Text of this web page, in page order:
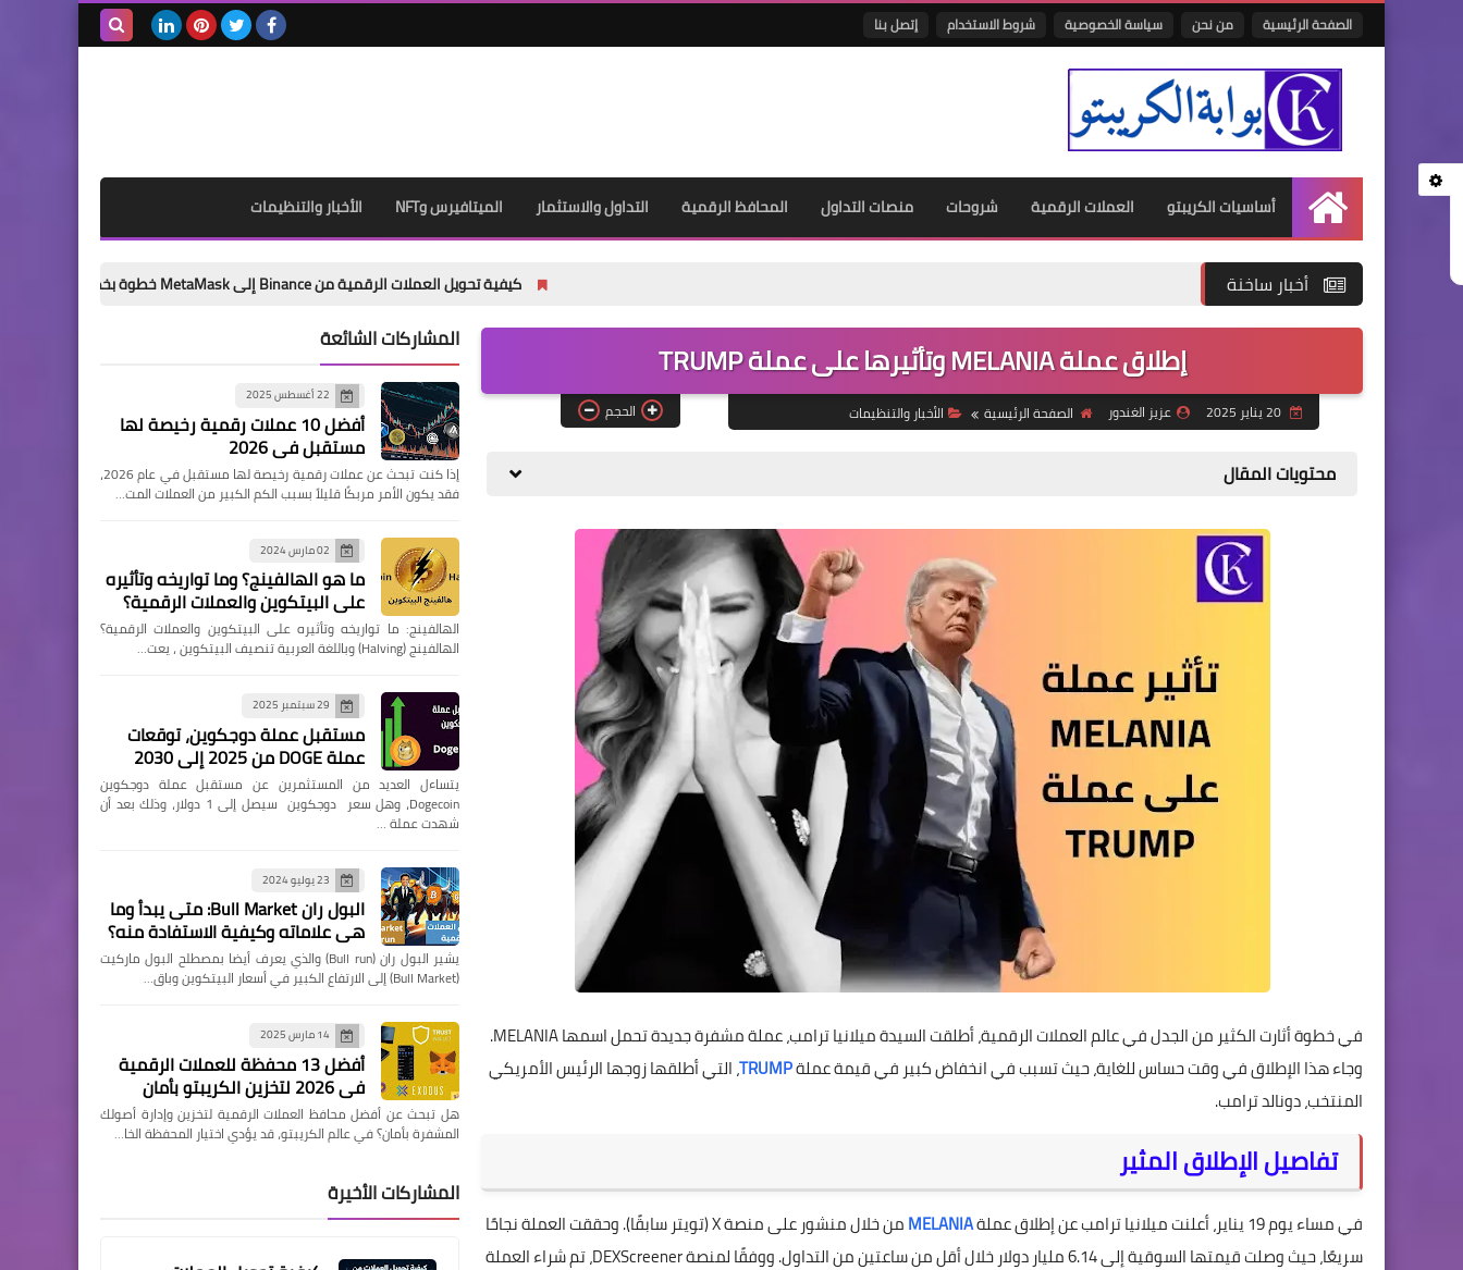
الصفحة الرئيسية من نحن سياسة الخصوصية شروط الاستخدام إتصل بنا
الرئيسية
أساسيات الكريبتو العملات الرقمية شروحات منصات التداول المحافظ الرقمية التداول والاستثمار الميتافيرس وNFT الأخبار والتنظيمات
أخبار ساخنة كيفية تحويل العملات الرقمية من Binance إلى MetaMask خطوة بخطوة للمبتدئين (دليل 2026)
إطلاق عملة MELANIA وتأثيرها على عملة TRUMP
20 يناير 2025 عزيز الغندور الصفحة الرئيسية الأخبار والتنظيمات الحجم
محتويات المقال
في خطوة أثارت الكثير من الجدل في عالم العملات الرقمية، أطلقت السيدة ميلانيا ترامب، عملة مشفرة جديدة تحمل اسمها MELANIA.
وجاء هذا الإطلاق في وقت حساس للغاية، حيث تسبب في انخفاض كبير في قيمة عملةTRUMP، التي أطلقها زوجها الرئيس الأمريكي
المنتخب، دونالد ترامب.
تفاصيل الإطلاق المثير
في مساء يوم 19 يناير، أعلنت ميلانيا ترامب عن إطلاق عملة MELANIA
من خلال منشور على منصة X (تويتر سابقًا). وحققت العملة نجاحًا
سريعًا، حيث وصلت قيمتها السوقية إلى 6.14 مليار دولار خلال أقل من ساعتين من التداول. ووفقًا لمنصة DEXScreener، تم شراء العملة
المشاركات الشائعة
22 أغسطس 2025
أفضل 10 عملات رقمية رخيصة لها
مستقبل في 2026
إذا كنت تبحث عن عملات رقمية رخيصة لها مستقبل في عام 2026،
فقد يكون الأمر مربكًا قليلاً بسبب الكم الكبير من العملات المت…
02 مارس 2024
ما هو الهالفينج؟ وما تواريخه وتأثيره
على البيتكوين والعملات الرقمية؟
الهالفينج: ما تواريخه وتأثيره على البيتكوين والعملات الرقمية؟
الهالفينج (Halving) وباللغة العربية تنصيف البيتكوين ، يعت…
29 سبتمبر 2025
مستقبل عملة دوجكوين، توقعات
عملة DOGE من 2025 إلى 2030
يتساءل العديد من المستثمرين عن مستقبل عملة دوجكوين
Dogecoin، وهل سعر دوجكوين سيصل إلى 1 دولار، وذلك بعد أن
شهدت عملة …
23 يوليو 2024
البول ران Bull Market: متى يبدأ وما
هي علاماته وكيفية الاستفادة منه؟
يشير البول ران (Bull run) والذي يعرف أيضا بمصطلح البول ماركيت
(Bull Market) إلى الارتفاع الكبير في أسعار البيتكوين وباق…
14 مارس 2025
أفضل 13 محفظة للعملات الرقمية
في 2026 لتخزين الكريبتو بأمان
هل تبحث عن أفضل محافظ العملات الرقمية لتخزين وإدارة أصولك
المشفرة بأمان؟ في عالم الكريبتو، قد يؤدي اختيار المحفظة الخا…
المشاركات الأخيرة